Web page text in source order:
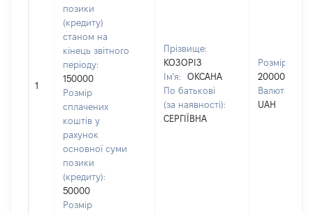
1
позики
(кредиту)
станом на
кінець звітного
періоду:
150000
Розмір
сплачених
коштів у
рахунок
основної суми
позики
(кредиту):
50000
Розмір
Прізвище:
КОЗОРІЗ
Ім'я:
ОКСАНА
По батькові
(за наявності):
СЕРГІЇВНА
Розмір:
200000
Валюта:
UAH